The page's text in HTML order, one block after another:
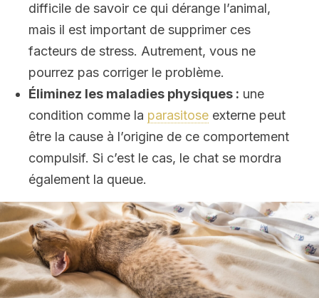
difficile de savoir ce qui dérange l’animal,
mais il est important de supprimer ces
facteurs de stress. Autrement, vous ne
pourrez pas corriger le problème.
Éliminez les maladies physiques : une
condition comme la parasitose externe peut
être la cause à l’origine de ce comportement
compulsif. Si c’est le cas, le chat se mordra
également la queue.